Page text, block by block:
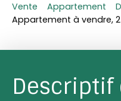
Vente Appartement
Appartement à vendre,
Descriptif